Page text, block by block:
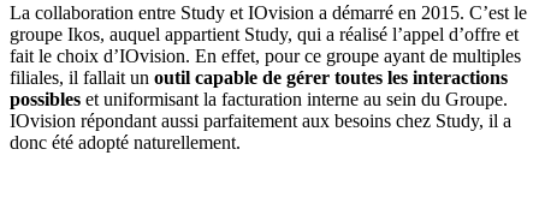
La collaboration entre Study et IOvision a démarré en 2015. C’est le
groupe Ikos, auquel appartient Study, qui a réalisé l’appel d’offre et
fait le choix d’IOvision. En effet, pour ce groupe ayant de multiples
filiales, il fallait un outil capable de gérer toutes les interactions
possibles et uniformisant la facturation interne au sein du Groupe.
IOvision répondant aussi parfaitement aux besoins chez Study, il a
donc été adopté naturellement.